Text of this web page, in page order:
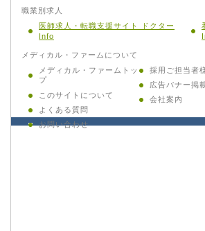
職業別求人
医師求人・転職支援サイト ドクター
Info
メディカル・ファームについて
メディカル・ファームトッ
プ
このサイトについて
よくある質問
お問い合わせ
採用ご担当者
広告バナー掲
会社案内